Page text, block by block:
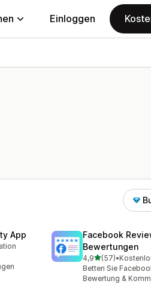
Einloggen
App
Facebook
Bewertungen
4,9von 5 Sternen
(57)
57 Rezensionen
•
Betten Sie
Bewertung &